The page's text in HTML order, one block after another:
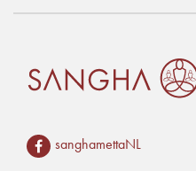
sanghamettaNL